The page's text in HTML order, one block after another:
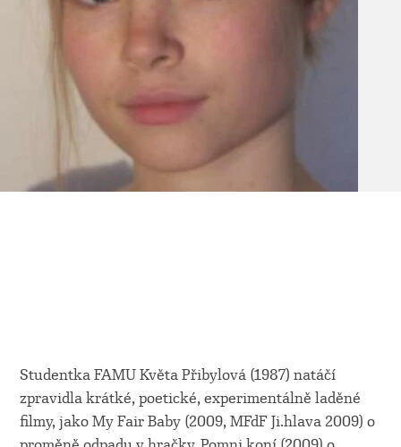
Studentka FAMU Květa Přibylová (1987) natáčí
zpravidla krátké, poetické, experimentálně laděné
filmy, jako My Fair Baby (2009, MFdF Ji.hlava 2009) o